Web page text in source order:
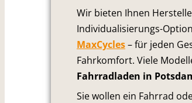
Wir bieten Ihnen
Individualisierungs-
MaxCycles– für jeden
Fahrkomfort. Viele
Fahrradladen in
Sie wollen ein Fahrrad